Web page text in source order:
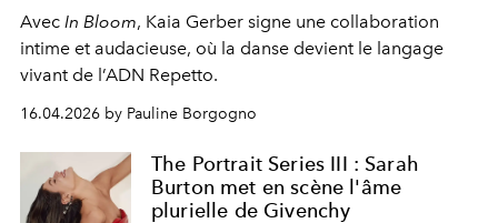
Avec In Bloom, Kaia Gerber signe une collaboration
intime et audacieuse, où la danse devient le langage
vivant de l’ADN Repetto.
16.04.2026 by Pauline Borgogno
The Portrait Series III : Sarah
Burton met en scène l'âme
plurielle de Givenchy